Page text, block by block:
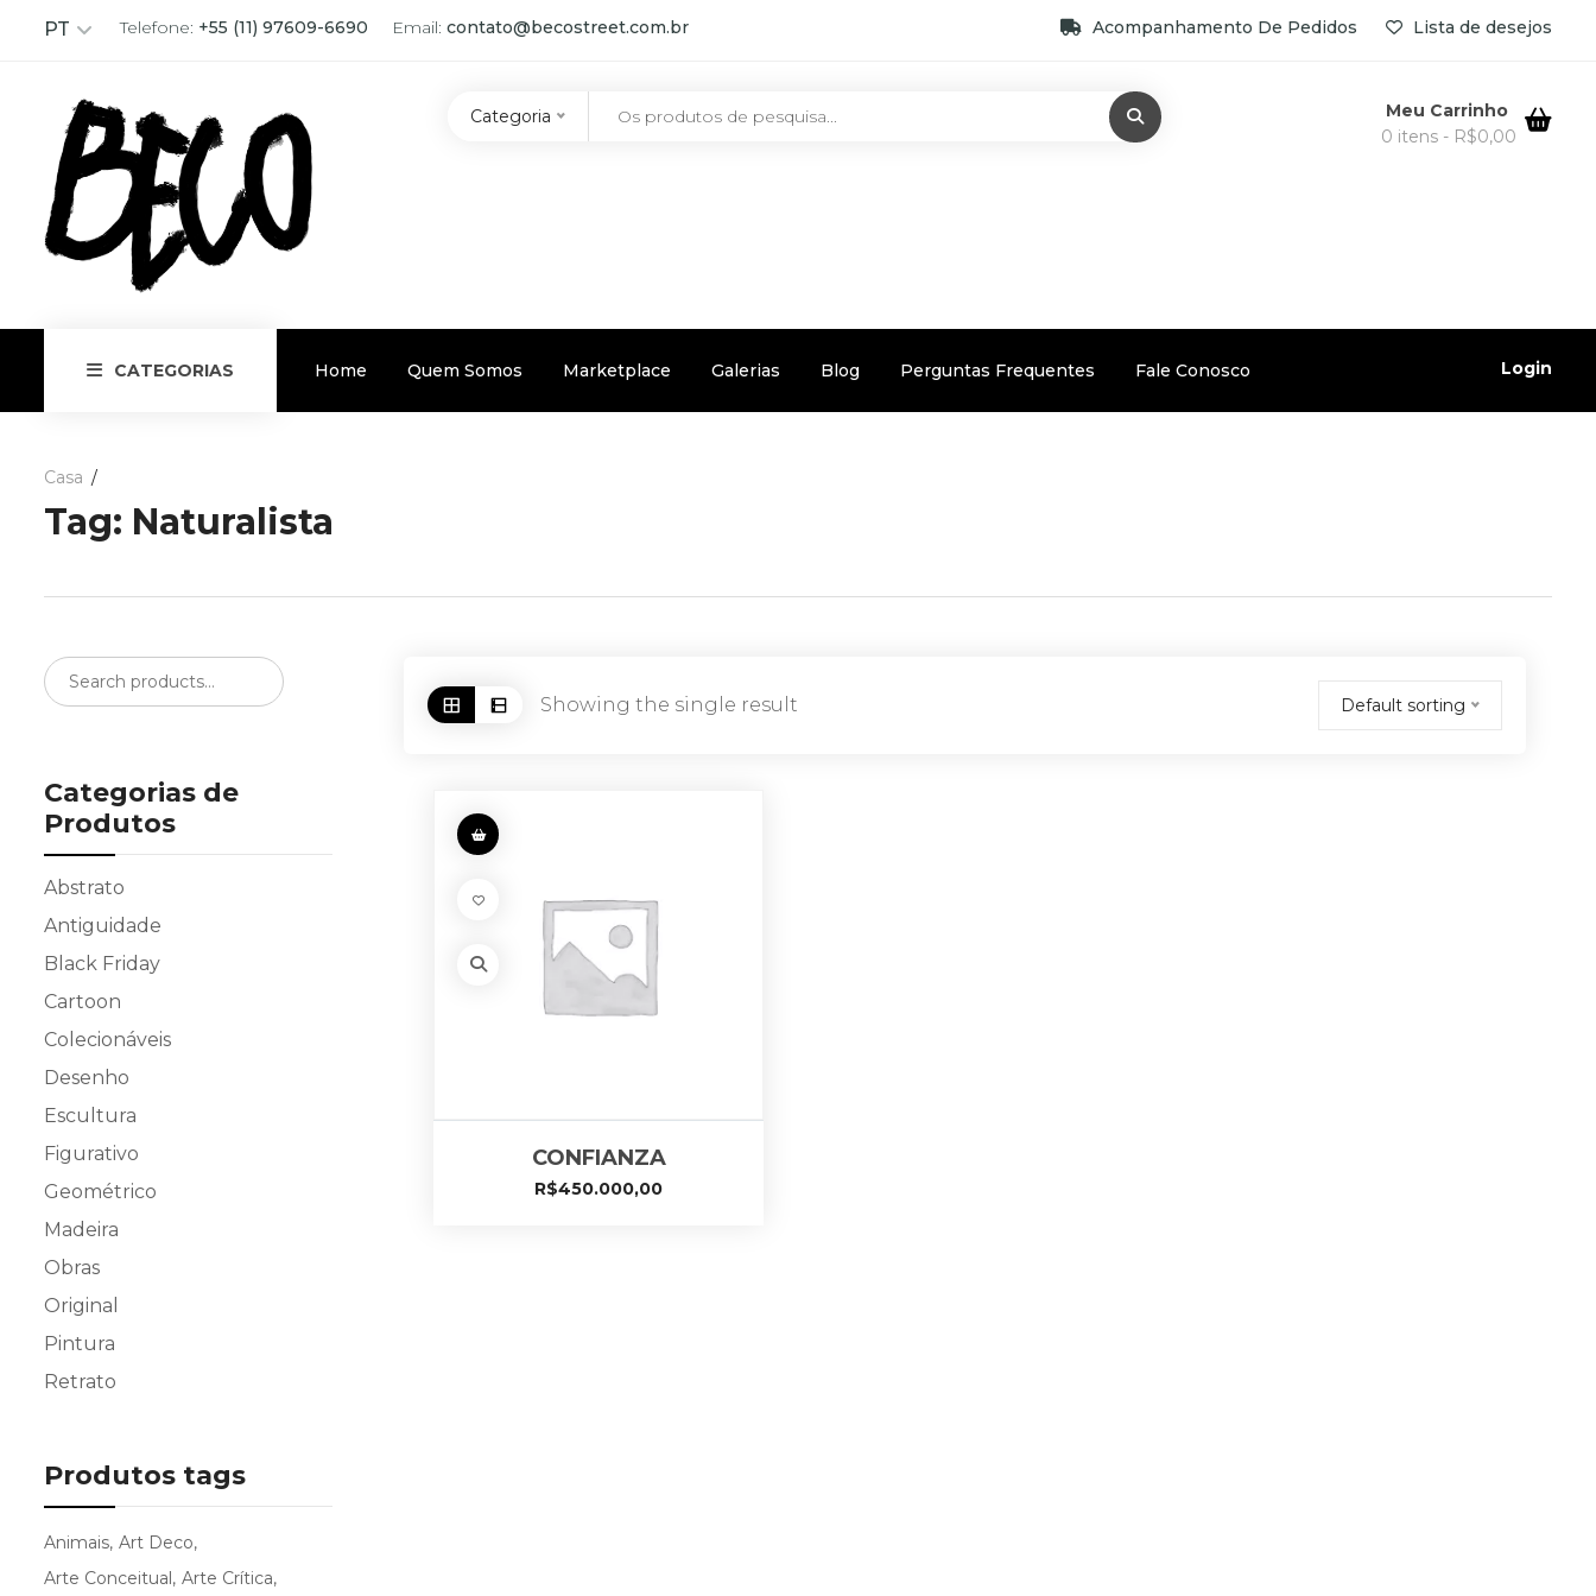
PT Telefone: +55 (11) 97609-6690 Email: contato@becostreet.com.br Acompanhamento De Pedidos Lista de desejos
Categoria
Meu Carrinho
0 itens - R$0,00
CATEGORIAS Home Quem Somos Marketplace Galerias Blog Perguntas Frequentes Fale Conosco Login
Casa
Tag: Naturalista
Categorias de
Produtos
Abstrato
Antiguidade
Black Friday
Cartoon
Colecionáveis
Desenho
Escultura
Figurativo
Geométrico
Madeira
Obras
Original
Pintura
Retrato
Produtos tags
Animais Art Deco
Arte Conceitual Arte Crítica
Showing the single result Default sorting
CONFIANZA
R$450.000,00